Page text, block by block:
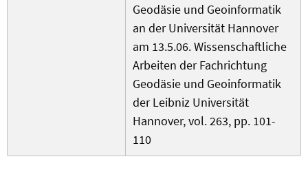
Geodäsie und Geoinformatik
an der Universität Hannover
am 13.5.06. Wissenschaftliche
Arbeiten der Fachrichtung
Geodäsie und Geoinformatik
der Leibniz Universität
Hannover, vol. 263, pp. 101-
110